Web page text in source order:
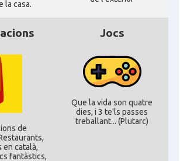
CATALANS A LONDON - Londres
CATALANS A MANCHESTER
Catalans a MILTON KEYNES
Catalans a Newcastle upon Tyne
la casa.
de
en català,
fantàstics,
Jocs
Que la vida son quatre
dies, i 3 te'ls passes
treballant... (Plutarc)